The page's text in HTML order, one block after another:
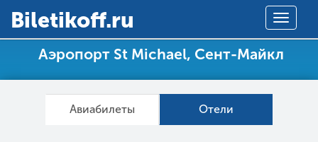
Toggle
Вiletikoff.ru
Аэропорт St Michael, Сент-Майкл
Авиабилеты Отели